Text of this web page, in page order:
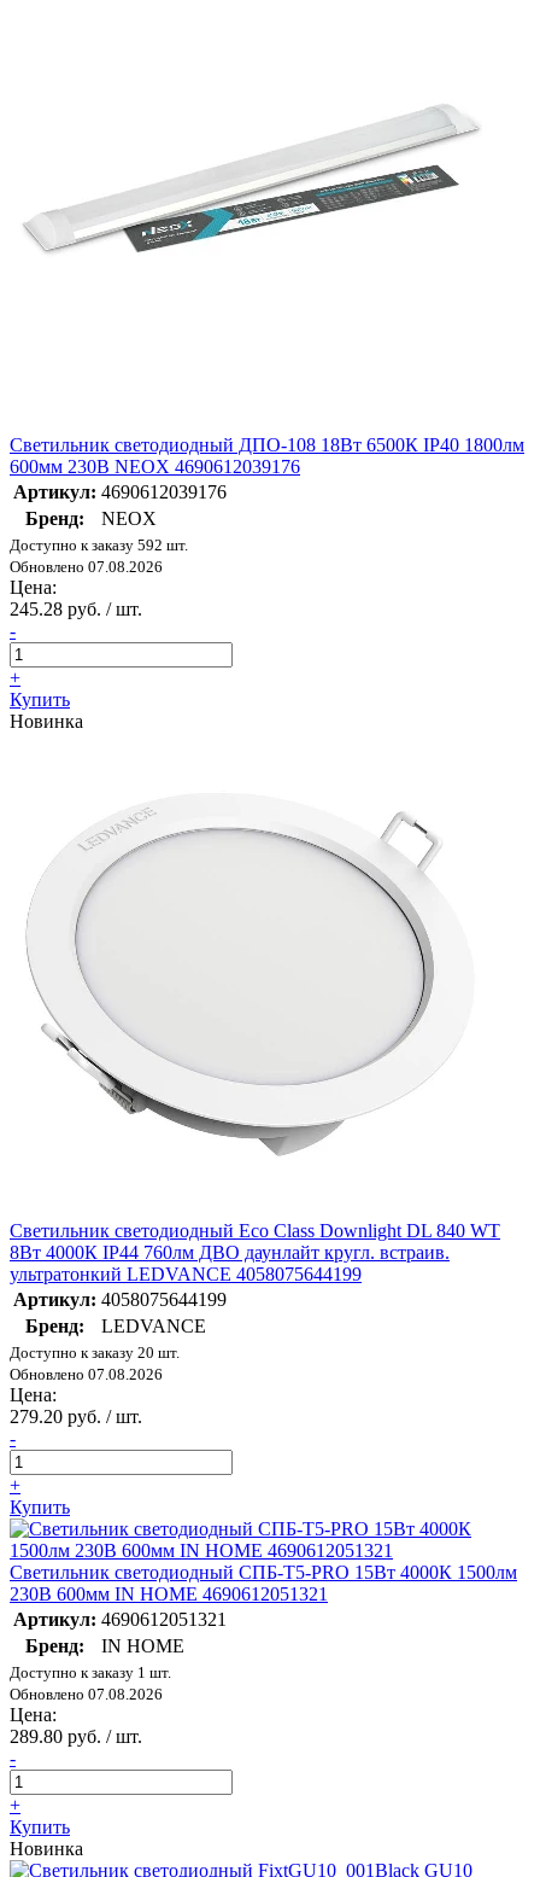
Светильник светодиодный ДПО-108 18Вт 6500К IP40 1800лм
600мм 230В NEOX 4690612039176
Артикул: 4690612039176
Бренд:
NEOX
Доступно к заказу 592 шт.
Обновлено 07.08.2026
Цена:
245.28 руб. / шт.
-
+
Купить
Новинка
Светильник светодиодный Eco Class Downlight DL 840 WT
8Вт 4000К IP44 760лм ДВО даунлайт кругл. встраив.
ультратонкий LEDVANCE 4058075644199
Артикул: 4058075644199
Бренд:
LEDVANCE
Доступно к заказу 20 шт.
Обновлено 07.08.2026
Цена:
279.20 руб. / шт.
-
+
Купить
Светильник светодиодный СПБ-Т5-PRO 15Вт 4000К 1500лм
230В 600мм IN HOME 4690612051321
Артикул: 4690612051321
Бренд:
IN HOME
Доступно к заказу 1 шт.
Обновлено 07.08.2026
Цена:
289.80 руб. / шт.
-
+
Купить
Новинка